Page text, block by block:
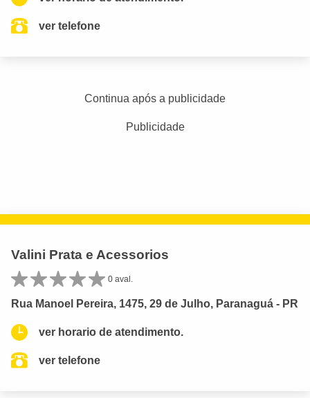
ver telefone
Continua após a publicidade
Publicidade
Valini Prata e Acessorios
0 aval.
Rua Manoel Pereira, 1475, 29 de Julho, Paranaguá - PR
ver horario de atendimento.
ver telefone